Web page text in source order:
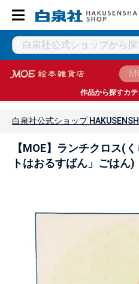
作品から探すカ
白泉社公式ショップ
【MOE】ランチクロス(
トはおるすばん」ごはん)